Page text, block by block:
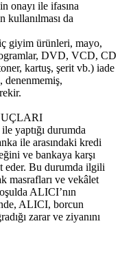
onayı ile ifasına
kullanılması da
giyim ürünleri, mayo,
DVD, VCD, CD
kartuş, şerit vb.) iade
denenmemiş,
yaptığı durumda
ile arasındaki kredi
ve bankaya karşı
eder. Bu durumda ilgili
masrafları ve vekâlet
ALICI’nın
ALICI, borcun
zarar ve ziyanını